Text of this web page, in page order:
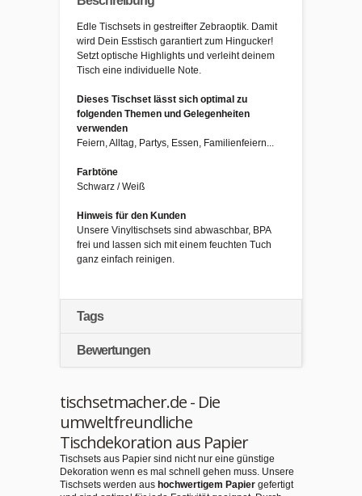
Edle Tischsets in gestreifter Zebraoptik. Damit
wird Dein Esstisch garantiert zum Hingucker!
Setzt optische Highlights und verleiht deinem
Tisch eine individuelle Note.
Dieses Tischset lässt sich optimal zu
folgenden Themen und Gelegenheiten
verwenden
Feiern, Alltag, Partys, Essen, Familienfeiern...
Farbtöne
Schwarz / Weiß
Hinweis für den Kunden
Unsere Vinyltischsets sind abwaschbar, BPA
frei und lassen sich mit einem feuchten Tuch
ganz einfach reinigen.
Tags
Bewertungen
tischsetmacher.de - Die
umweltfreundliche
Tischdekoration aus Papier
Tischsets aus Papier sind nicht nur eine günstige
Dekoration wenn es mal schnell gehen muss. Unsere
Tischsets werden aus hochwertigem Papier gefertigt